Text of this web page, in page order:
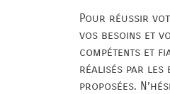
Pour réussir
vos besoins et
compétents et
réalisés par les
proposées.